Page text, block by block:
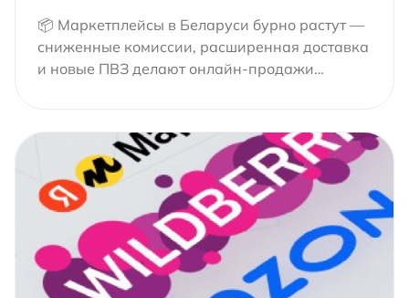
📦 Маркетплейсы в Беларуси бурно растут —
сниженные комиссии, расширенная доставка
и новые ПВЗ делают онлайн-продажи